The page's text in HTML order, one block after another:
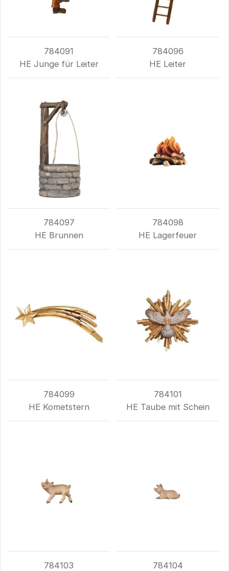
784091
HE Junge für Leiter
784096
HE Leiter
784097
HE Brunnen
784098
HE Lagerfeuer
784099
HE Kometstern
784101
HE Taube mit Schein
784103
784104